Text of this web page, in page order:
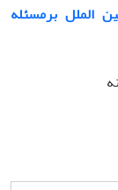
الملل برمسئله